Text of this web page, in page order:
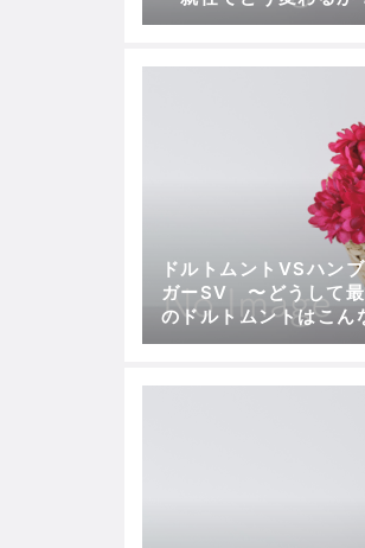
ドルトムントVSハン
ガーSV 〜どうして
のドルトムントはこん
ムラがあるのだろうか